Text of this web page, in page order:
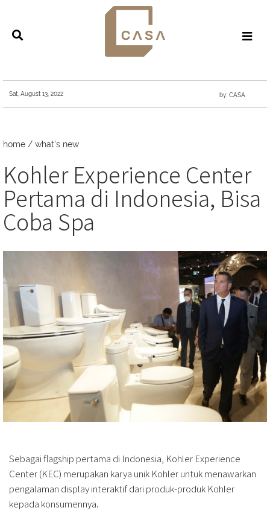
Sat, August 13, 2022 by: CASA
home / what's new
Kohler Experience Center
Pertama di Indonesia, Bisa
Coba Spa
Sebagai flagship pertama di Indonesia, Kohler Experience
Center (KEC) merupakan karya unik Kohler untuk menawarkan
pengalaman display interaktif dari produk-produk Kohler
kepada konsumennya.